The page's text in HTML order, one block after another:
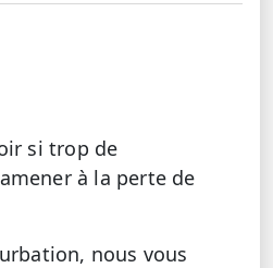
si trop de
à la perte de
nous vous